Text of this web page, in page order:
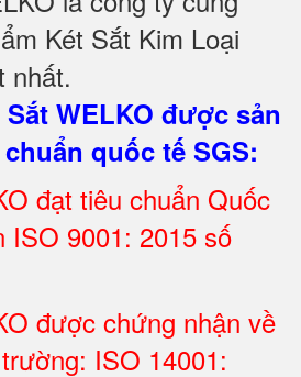
Két Sắt Kim Loại
nhất.
WELKO được sản
quốc tế SGS:
đạt tiêu chuẩn Quốc
ISO 9001: 2015 số
được chứng nhận về
ISO 14001: